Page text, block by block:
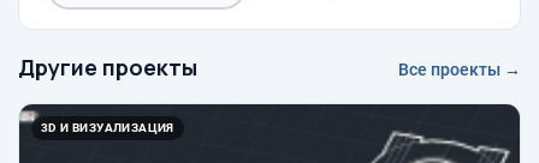
Другие проекты Все проекты →
3D И ВИЗУАЛИЗАЦИЯ